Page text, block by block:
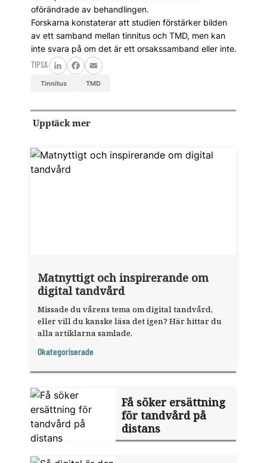
oförändrade av behandlingen.
Forskarna konstaterar att studien förstärker bilden
av ett samband mellan tinnitus och TMD, men kan
inte svara på om det är ett orsakssamband eller inte.
TIPSA
LinkedInFacebook
Email
tinnitus TMD
Upptäck mer
Matnyttigt och inspirerande om
digital tandvård
Missade du vårens tema om digital tandvård,
eller vill du kanske läsa det igen? Här hittar du
alla artiklarna samlade.
Okategoriserade
Få söker ersättning
för tandvård på
distans